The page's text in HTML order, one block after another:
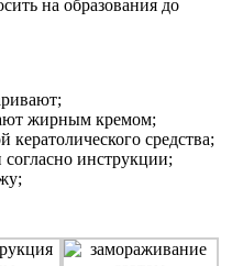
на образования до
жирным кремом;
кератолического средства;
согласно инструкции;